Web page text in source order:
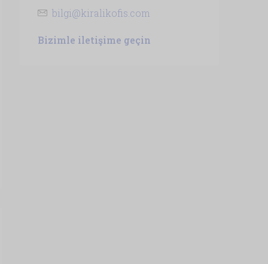
bilgi@kiralikofis.com
Bizimle iletişime geçin